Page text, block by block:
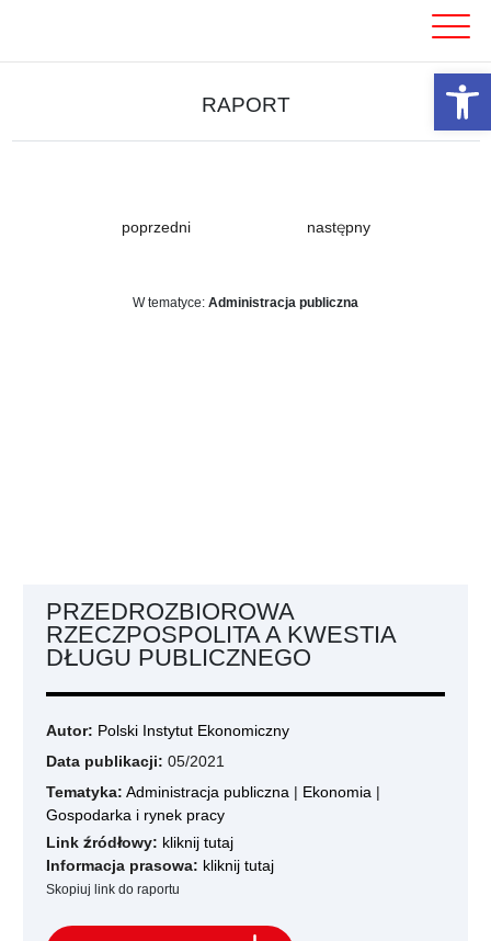
RAPORT
poprzedni następny
W tematyce: Administracja publiczna
PRZEDROZBIOROWA
RZECZPOSPOLITA A KWESTIA
DŁUGU PUBLICZNEGO
Autor: Polski Instytut Ekonomiczny
Data publikacji: 05/2021
Tematyka: Administracja publiczna | Ekonomia |
Gospodarka i rynek pracy
Link źródłowy: kliknij tutaj
Informacja prasowa: kliknij tutaj
Skopiuj link do raportu